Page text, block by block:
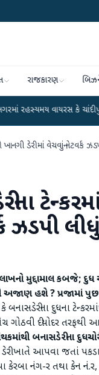
રાજકારણ
કે ચાંદીપુરા? 6 બાળકોના
ડેરીમાં વેચવાનું નેટવર્ક
ઝડપી
મુદ્દામાલ કબજે; દુધ
હશે ? પ્રજામાં
દુધના
દીયોદર તરફથી
બનાસડેરીના
ખાતે આપવા જતાં
કેરબા નંગ-ર તથા કેન